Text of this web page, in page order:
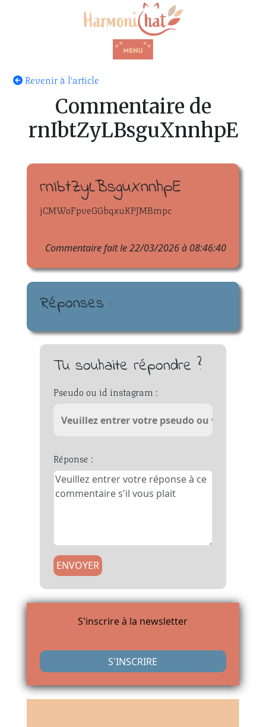
Revenir à l'article
Commentaire de
rnIbtZyLBsguXnnhpE
rnIbtZyLBsguXnnhpE
jCMWoFpveGGbqxuKPJMBmpc
Commentaire fait le 22/03/2026 à 08:46:40
Réponses :
Tu souhaite répondre ?
Pseudo ou id instagram :
Réponse :
ENVOYER
S'inscrire à la newsletter
S'INSCRIRE